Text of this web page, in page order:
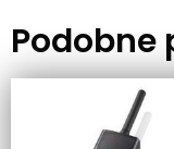
Podobne